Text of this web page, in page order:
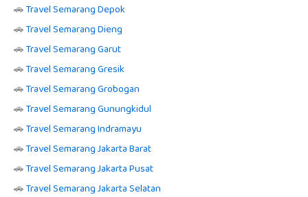
🚗Travel Semarang Depok
🚗Travel Semarang Dieng
🚗Travel Semarang Garut
🚗Travel Semarang Gresik
🚗Travel Semarang Grobogan
🚗Travel Semarang Gunungkidul
🚗Travel Semarang Indramayu
🚗Travel Semarang Jakarta Barat
🚗Travel Semarang Jakarta Pusat
🚗Travel Semarang Jakarta Selatan